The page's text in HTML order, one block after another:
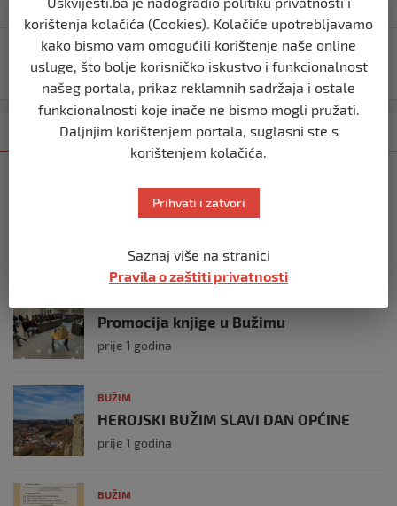
Ruski zvaničnik upozorava na rastući rizik od sukoba
nuklearnih sila
Kategorija Najnovije Najčitanije
Brat Izeta Nanića pristupio Narodu i
pravdi: “Prezime Nanić nosi simbol
prije 9 mjeseci
Promocija knjige u Bužimu
prije 1 godina
BUŽIM
HEROJSKI BUŽIM SLAVI DAN OPĆINE
prije 1 godina
BUŽIM
korištenja kolačića (Cookies). Kolačiće upotrebljavamo
kako bismo vam omogućili korištenje naše online
usluge, što bolje korisničko iskustvo i funkcionalnost
našeg portala, prikaz reklamnih sadržaja i ostale
funkcionalnosti koje inače ne bismo mogli pružati.
Daljnjim korištenjem portala, suglasni ste s
korištenjem kolačića.
Prihvati i zatvori
Saznaj više na stranici
Pravila o zaštiti privatnosti